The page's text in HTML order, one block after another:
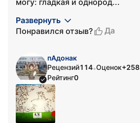
могу: гладкая и однород...
Развернуть
Понравился отзыв?
Да
пАдонак
Рецензий114•Оценок+258
Рейтинг0